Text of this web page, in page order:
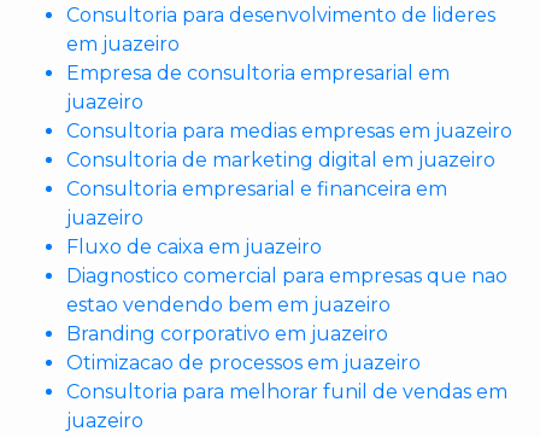
Consultoria para desenvolvimento de lideres
em juazeiro
Empresa de consultoria empresarial em
juazeiro
Consultoria para medias empresas em juazeiro
Consultoria de marketing digital em juazeiro
Consultoria empresarial e financeira em
juazeiro
Fluxo de caixa em juazeiro
Diagnostico comercial para empresas que nao
estao vendendo bem em juazeiro
Branding corporativo em juazeiro
Otimizacao de processos em juazeiro
Consultoria para melhorar funil de vendas em
juazeiro